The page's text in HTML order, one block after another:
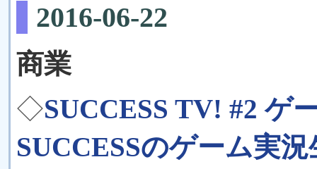
2016-06-22
商業
◇SUCCESS TV! #2 ゲ
SUCCESSのゲーム実